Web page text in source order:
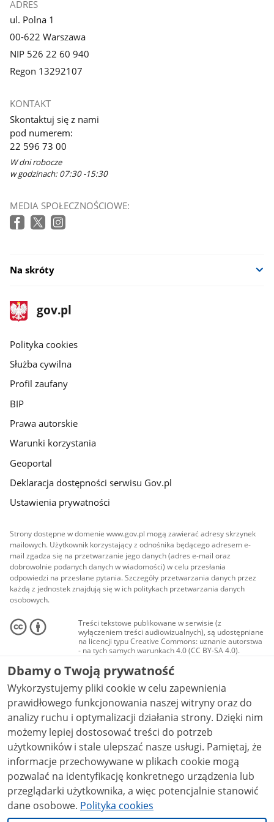
ADRES
ul. Polna 1
00-622 Warszawa
NIP 526 22 60 940
Regon 13292107
KONTAKT
Skontaktuj się z nami
pod numerem:
22 596 73 00
W dni robocze
w godzinach: 07:30 -15:30
MEDIA SPOŁECZNOŚCIOWE:
Na skróty
stopka
gov.pl
Strona
gov.pl
gov.pl
Polityka cookies
Służba cywilna
Profil zaufany
BIP
Prawa autorskie
Warunki korzystania
Geoportal
Deklaracja dostępności serwisu Gov.pl
Ustawienia prywatności
Strony dostępne w domenie www.gov.pl mogą zawierać adresy skrzynek
mailowych. Użytkownik korzystający z odnośnika będącego adresem e-
mail zgadza się na przetwarzanie jego danych (adres e-mail oraz
dobrowolnie podanych danych w wiadomości) w celu przesłania
odpowiedzi na przesłane pytania. Szczegóły przetwarzania danych przez
każdą z jednostek znajdują się w ich politykach przetwarzania danych
osobowych.
Treści tekstowe publikowane w serwisie (z
wyłączeniem treści audiowizualnych), są udostępniane
na licencji typu Creative Commons: uznanie autorstwa
- na tych samych warunkach 4.0 (CC BY-SA 4.0).
Materiały audiowizualne, w tym zdjęcia, materiały
audio i wideo, są udostępniane na licencji typu
Creative Commons: uznanie autorstwa użycie
niekomercyjne - bez utworów zależnych 4.0 (CC BY-
NC-ND 4.0), o ile nie jest to stwierdzone inaczej.
Dbamy o Twoją prywatność
Wykorzystujemy pliki cookie w celu zapewnienia
prawidłowego funkcjonowania naszej witryny oraz do
analizy ruchu i optymalizacji działania strony. Dzięki nim
możemy lepiej dostosować treści do potrzeb
użytkowników i stale ulepszać nasze usługi. Pamiętaj, że
informacje przechowywane w plikach cookie mogą
pozwalać na identyfikację konkretnego urządzenia lub
przeglądarki użytkownika, a więc potencjalnie stanowić
dane osobowe. Polityka cookies